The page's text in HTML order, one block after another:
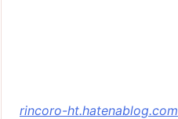
rincoro-ht.hatenablog.com